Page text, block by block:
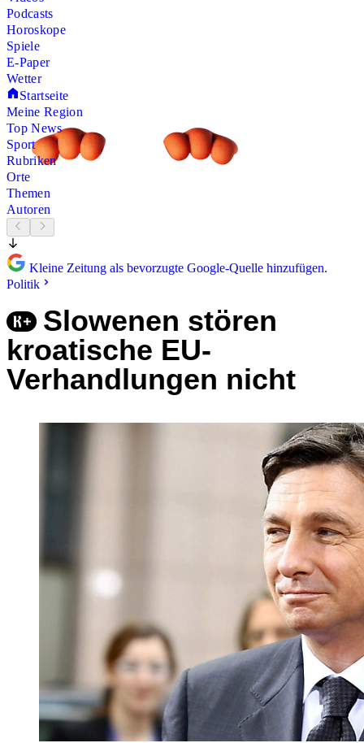
Podcasts
Horoskope
Spiele
E-Paper
Wetter
Startseite
Meine Region
Top News
Sport
Rubriken
Orte
Themen
Autoren
Kleine Zeitung als bevorzugte Google-Quelle hinzufügen.
Politik
Slowenen stören
kroatische EU-
Verhandlungen nicht